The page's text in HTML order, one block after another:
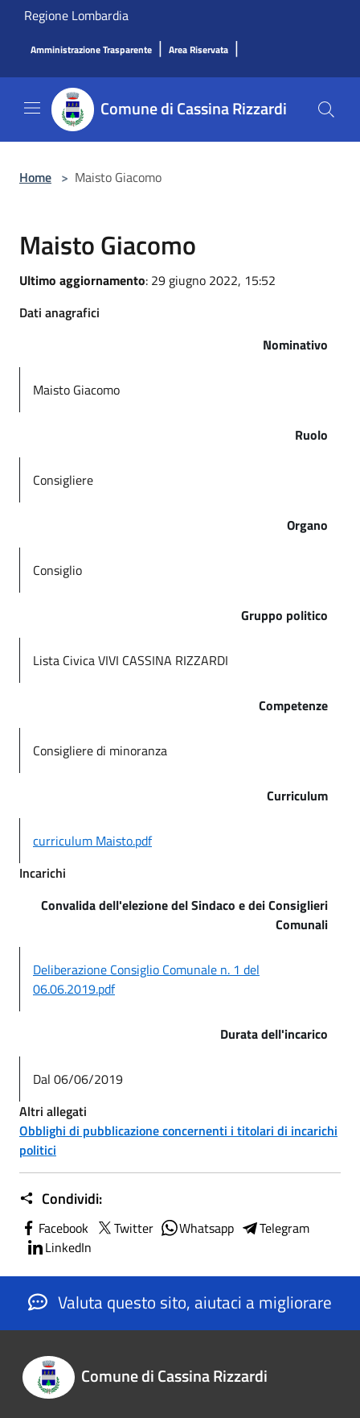
Salta al contenuto principale
Regione Lombardia
Amministrazione Trasparente | Area Riservata |
Comune di Cassina Rizzardi
Home > Maisto Giacomo
Maisto Giacomo
Ultimo aggiornamento: 29 giugno 2022, 15:52
Dati anagrafici
Nominativo
Maisto Giacomo
Ruolo
Consigliere
Organo
Consiglio
Gruppo politico
Lista Civica VIVI CASSINA RIZZARDI
Competenze
Consigliere di minoranza
Curriculum
curriculum Maisto.pdf
Incarichi
Convalida dell'elezione del Sindaco e dei Consiglieri
Comunali
Deliberazione Consiglio Comunale n. 1 del
06.06.2019.pdf
Durata dell'incarico
Dal 06/06/2019
Altri allegati
Obblighi di pubblicazione concernenti i titolari di incarichi
politici
Condividi:
Facebook Twitter Whatsapp
Telegram
LinkedIn
Valuta questo sito, aiutaci a migliorare
Comune di Cassina Rizzardi